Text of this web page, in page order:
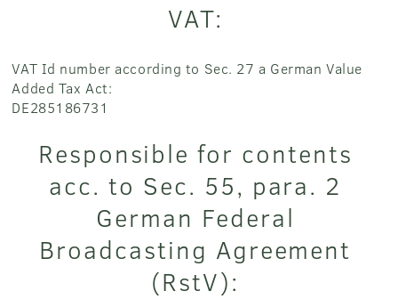
VAT:
VAT Id number according to Sec. 27 a German Value
Added Tax Act:
DE285186731
Responsible for contents
acc. to Sec. 55, para. 2
German Federal
Broadcasting Agreement
(RstV):